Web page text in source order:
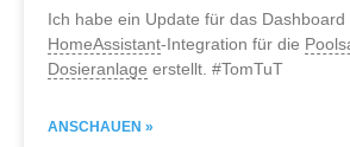
Ich habe ein Update für das Dashboard
HomeAssistant-Integration für die
Dosieranlage erstellt. #TomTuT
ANSCHAUEN »